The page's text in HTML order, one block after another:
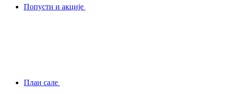
Попусти и акције
План сале